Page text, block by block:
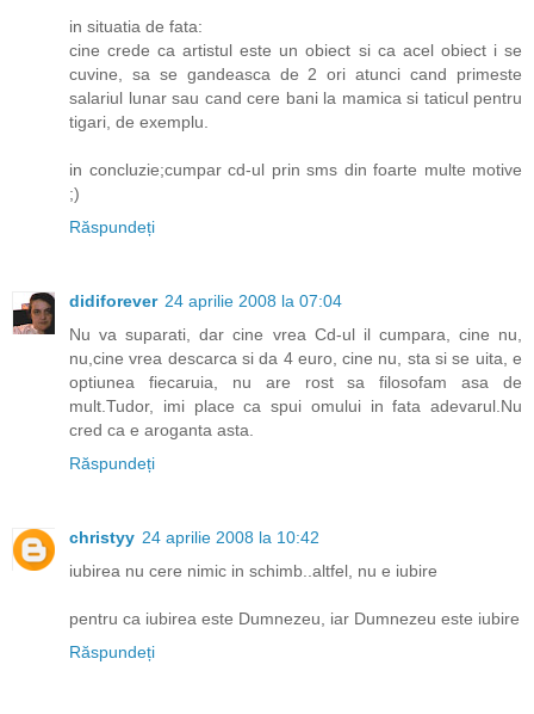
in situatia de fata:
cine crede ca artistul este un obiect si ca acel obiect i se
cuvine, sa se gandeasca de 2 ori atunci cand primeste
salariul lunar sau cand cere bani la mamica si taticul pentru
tigari, de exemplu.
in concluzie;cumpar cd-ul prin sms din foarte multe motive
;)
Răspundeți
didiforever 24 aprilie 2008 la 07:04
Nu va suparati, dar cine vrea Cd-ul il cumpara, cine nu,
nu,cine vrea descarca si da 4 euro, cine nu, sta si se uita, e
optiunea fiecaruia, nu are rost sa filosofam asa de
mult.Tudor, imi place ca spui omului in fata adevarul.Nu
cred ca e aroganta asta.
Răspundeți
christyy 24 aprilie 2008 la 10:42
iubirea nu cere nimic in schimb..altfel, nu e iubire
pentru ca iubirea este Dumnezeu, iar Dumnezeu este iubire
Răspundeți